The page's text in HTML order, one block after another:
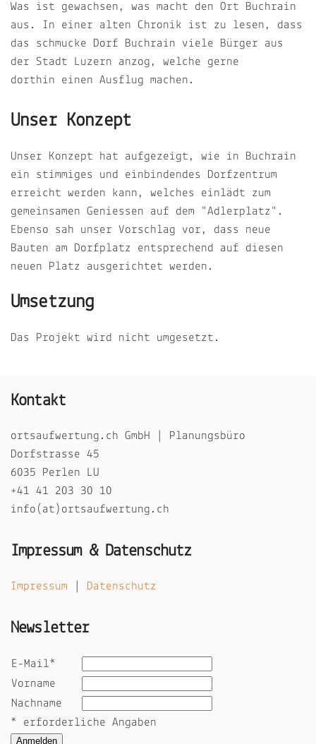
Was ist gewachsen, was macht den Ort Buchrain
aus. In einer alten Chronik ist zu lesen, dass
das schmucke Dorf Buchrain viele Bürger aus
der Stadt Luzern anzog, welche gerne
dorthin einen Ausflug machen.
Unser Konzept
Unser Konzept hat aufgezeigt, wie in Buchrain
ein stimmiges und einbindendes Dorfzentrum
erreicht werden kann, welches einlädt zum
gemeinsamen Geniessen auf dem "Adlerplatz".
Ebenso sah unser Vorschlag vor, dass neue
Bauten am Dorfplatz entsprechend auf diesen
neuen Platz ausgerichtet werden.
Umsetzung
Das Projekt wird nicht umgesetzt.
Kontakt
ortsaufwertung.ch GmbH | Planungsbüro
Dorfstrasse 45
6035 Perlen LU
+41 41 203 30 10
info(at)ortsaufwertung.ch
Impressum & Datenschutz
Impressum Datenschutz
Newsletter
E-Mail*
Vorname
Nachname
*
erforderliche Angaben